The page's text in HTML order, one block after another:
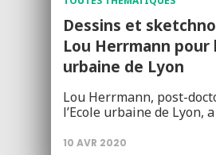
Dessins et
Lou Herrmann pour
urbaine de Lyon
Lou Herrmann, post-
l’Ecole urbaine de Lyon,
10 AVR 2020